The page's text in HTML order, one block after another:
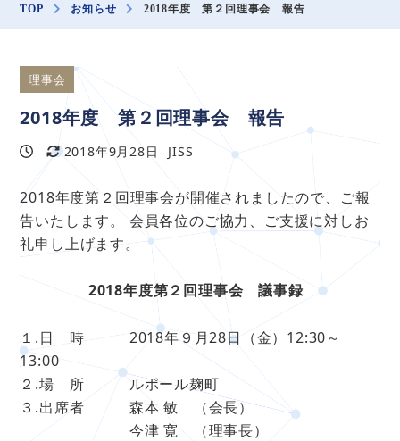
TOP お知らせ 2018年度 第２回理事会 報告
理事会
2018年度 第２回理事会 報告
投稿日更新日
2018年9月28日
著
者
JISS
2018年度第２回理事会が開催されましたので、ご報
告いたします。 会員各位のご協力、ご支援に対しお
礼申し上げます。
2018年度第２回理事会 議事録
１.日 時 2018年９月28日（金）12:30～
13:00
２.場 所 ルポール麹町
３.出席者 森本 敏 （会長）
今津 寛 （理事長）